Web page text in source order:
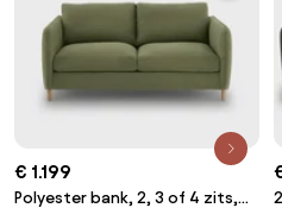
€ 1.199
Polyester bank, 2, 3 of 4 zits,